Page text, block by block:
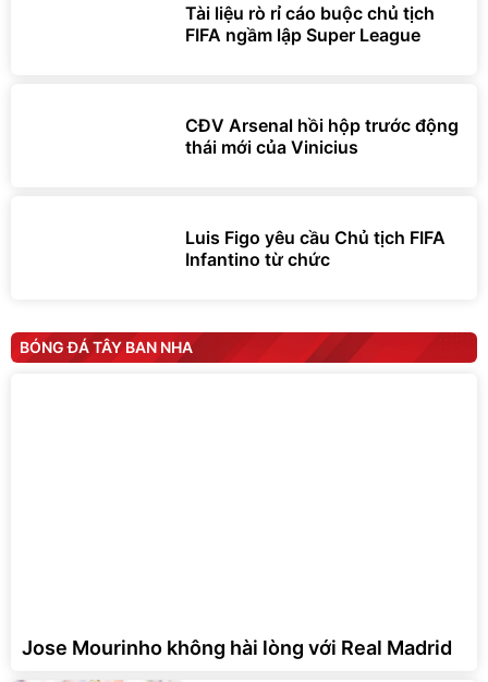
Tài liệu rò rỉ cáo buộc chủ tịch
FIFA ngầm lập Super League
CĐV Arsenal hồi hộp trước động
thái mới của Vinicius
Luis Figo yêu cầu Chủ tịch FIFA
Infantino từ chức
BÓNG ĐÁ TÂY BAN NHA
Jose Mourinho không hài lòng với Real Madrid